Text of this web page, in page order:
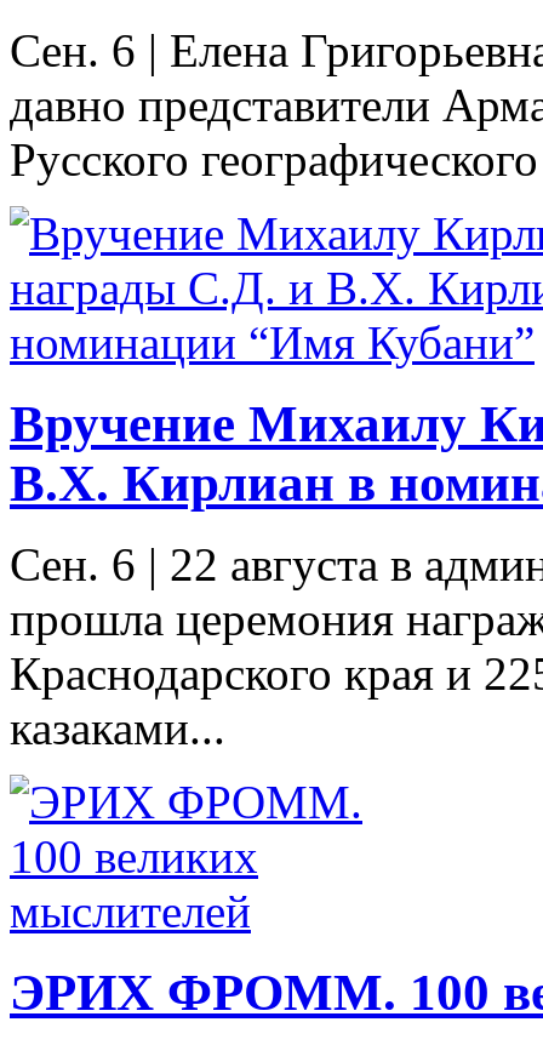
Сен. 6 | Елена
давно представители
Русского
Вручение Михаилу
В.Х. Кирлиан в
Сен. 6 | 22 августа в
прошла церемония
Краснодарского края и
казаками...
ЭРИХ ФРОММ. 100